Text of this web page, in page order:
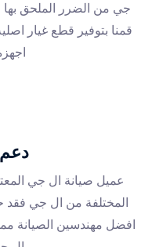
جي من الضرر الملحق بها
عميل صيانة ال جي
المختلفة من ال جي
افضل مهندسين الصيانة